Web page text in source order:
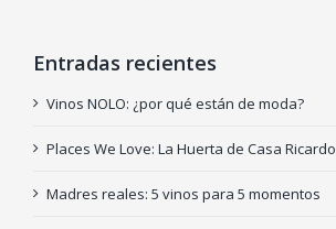
Entradas recientes
Vinos NOLO: ¿por qué están de moda?
Places We Love: La Huerta de Casa Ricardo
Madres reales: 5 vinos para 5 momentos